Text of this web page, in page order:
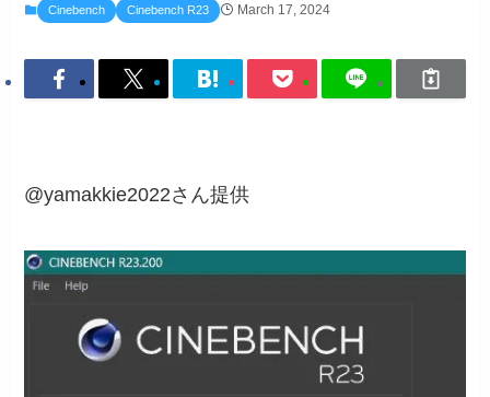
Cinebench Cinebench R23 March 17, 2024
@yamakkie2022さん提供